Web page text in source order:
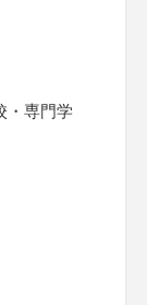
・専門学